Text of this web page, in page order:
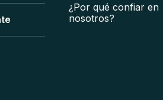
¿Por qué confiar en
nosotros?